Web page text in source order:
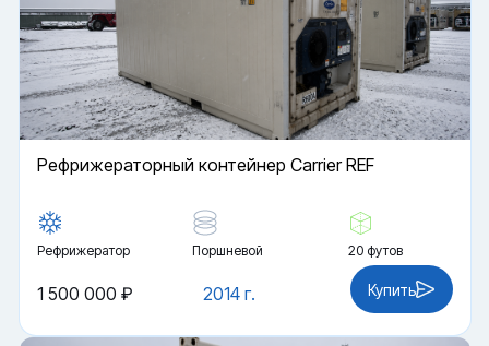
Рефрижераторный контейнер Carrier REF
Рефрижератор Поршневой 20 футов
2014 г.
1 500 000 ₽ Купить